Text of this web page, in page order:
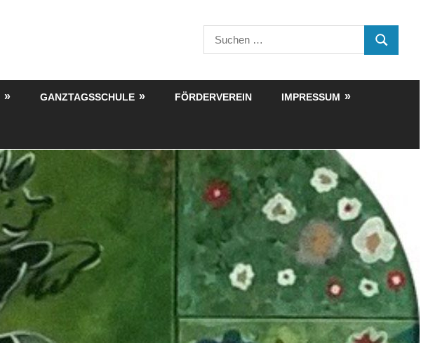
Suchen
nach:
SUCHEN
GANZTAGSSCHULE FÖRDERVEREIN IMPRESSUM